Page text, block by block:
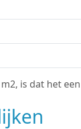
is dat het